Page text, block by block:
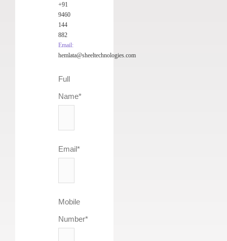
+91
9460
144
882
Email:
hemlata@sheeltechnologies.com
Full
Name*
Email*
Mobile
Number*